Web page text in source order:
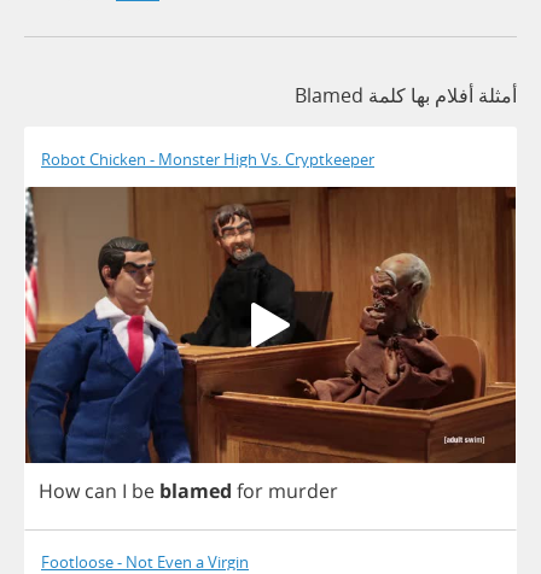
أمثلة أفلام بها كلمة Blamed
Robot Chicken - Monster High Vs. Cryptkeeper
How can I be blamed for murder
Footloose - Not Even a Virgin